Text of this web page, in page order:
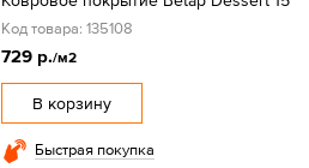
Код товара: 135108
729 р./м2
В корзину
Быстрая покупка